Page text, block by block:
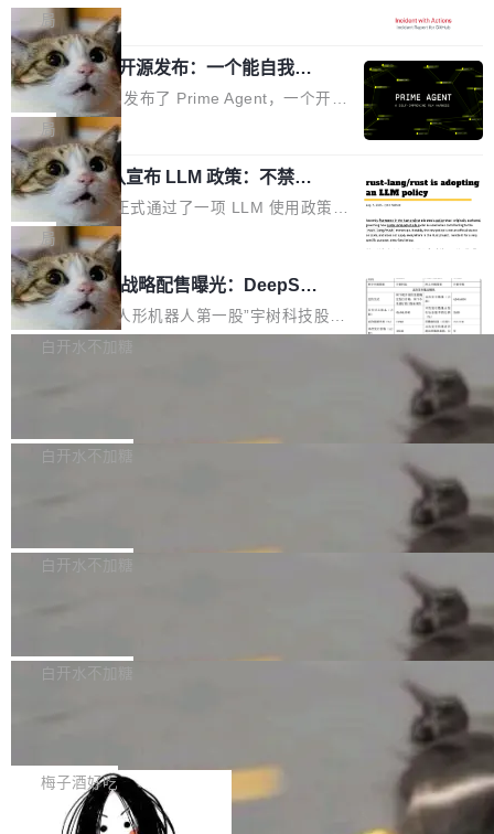
驱动你去学 CuTe，但还没被那些"邪恶的" Hopp
er++ 优化所淹没，足够容易修改和适配。 更关
键的是 FA2 的持久性...
也为产业链企业探索产品创新与商业增长打开新
的空间。 8月14日，开源鸿蒙智能硬件开发者日
（OHDD：OpenHarmony Hardware Develope
r Day）将在杭州启航。活动面向智能硬件产业
链企业和开发者，邀请行业专家与资深技术顾
问，围绕开源鸿蒙技术能力、设备适配、芯片适
配、功耗与稳定性调优、兼容性测评及统一互联
等内容展开系统讲解和实战交流，帮助企业进一
步了解开源鸿蒙在智能...
模服务降级，Actions 完全不可用超过 5 小时，
webhook 停发，连自托管 runner 也因调度层故
障无法工作。Pages、Copilot code review、C
opilot coding agent 全部受影响。从检测到完全
恢复，大约 12 小时。 这是 2026 年 8 月的第六
起事故，其中四起与 AI/Copilot 服务相关。 Git
Hub 员工 kdaigle 在 HN 讨论中贴出了一组数
据：2025 年全年 10 亿次 commit。现在，每周
2.75 亿次，全年预计 140 亿次。GitHub...
局
Prime Agent 开源发布：一个能自我改
进的编程 Agent，ARC-AGI 3 超越人类
专家基线
Prime Intellect 发布了 Prime Agent，一个开源
的编程 Agent Harness，核心设计围绕两个抽
象：Recursive Language Model（RLM）和 C
ontinual Harness。在 ARC-AGI 3 基准测试
上，Prime Agent + Opus 5 的组合达到了 95.
5% RHAE Best@1，超过了 ARC 报告的人类专
家基线 95.4%。 不是又一个 coding agent 包装
器 Prime Agent 的架构和市面上大多数 coding
agent 有本质区别。大多数 agent harness 的设
计是基于早期模型的能力—...
局
Rust 项目团队宣布 LLM 政策：不禁
止，但你要承认哪些代码不是你写的
Rust 语言项目正式通过了一项 LLM 使用政策，
覆盖 rust-lang/rust 单一仓库的代码贡献。这不
是项目级别的官方立场，目前由五个团队采纳，
但它可能是主流开源项目中关于 AI 辅助贡献最
细致的一份规则。 政策的核心只有一句话：LLM
可以用来分析、提炼、审阅、建议，但不能用来
不得生成涉及安全性的关键变更，除非作者本身
局
宇树科技 IPO 战略配售曝光：DeepSe
ek 获配 93.3 万股，锁定 36 个月
8月6日晚间，“人形机器人第一股”宇树科技股份
有限公司披露IPO发行价格及战略配售结果，杭
36个月。 公告显示，本次宇树科技战略配售对
员工参与设立的专项资产管理计划。其中，Dee
获配9...
白开水不加糖
Bug fixes and enhancements 修复多次传递同
一个回归问题，该问题导致拉取镜像时会拒绝包
题，该问题可能导致在旧版 Linux 内核...
白开水不加糖
e 孵化器项目管理委员会（IPMC）投票中获得
P）！这一里程碑不仅标志着 Fluss 迈入新的发
白开水不加糖
长期停止内容更新，未能实现其作为“AI版维基百
提交的编辑请求也长期处于待处理状态。 Groki
pedia 于去年底上线，定位为由人工智能生成内
容的百科平台，被马斯克视为传统众包百科网站
白开水不加糖
是这样的：配 MessageSource 的 Bean、写 R
eloadableResourceBundleMessageSource、
梅子酒好吃